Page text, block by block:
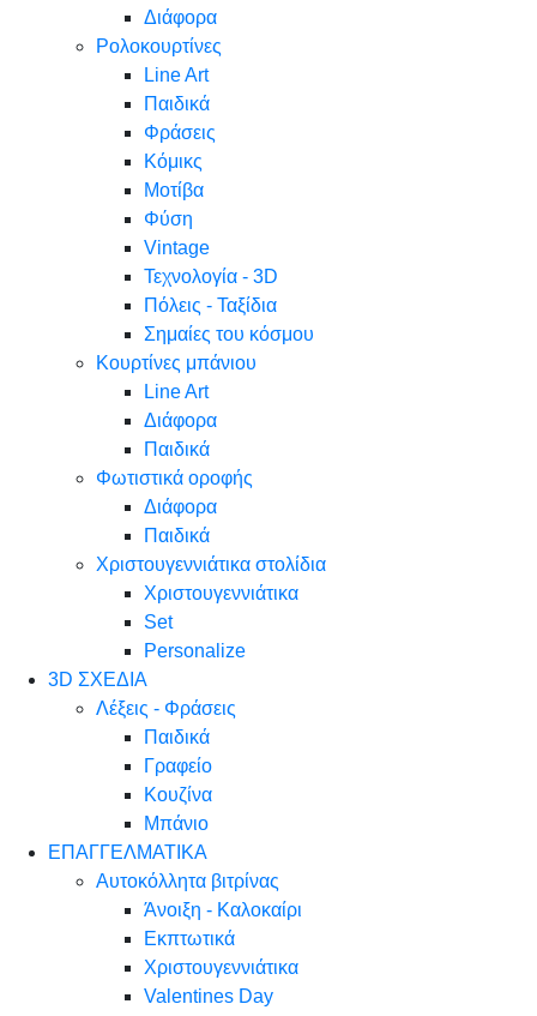
Διάφορα
Ρολοκουρτίνες
Line Art
Παιδικά
Φράσεις
Κόμικς
Μοτίβα
Φύση
Vintage
Τεχνολογία - 3D
Πόλεις - Ταξίδια
Σημαίες του κόσμου
Κουρτίνες μπάνιου
Line Art
Διάφορα
Παιδικά
Φωτιστικά οροφής
Διάφορα
Παιδικά
Χριστουγεννιάτικα στολίδια
Χριστουγεννιάτικα
Set
Personalize
3D ΣΧΕΔΙΑ
Λέξεις - Φράσεις
Παιδικά
Γραφείο
Κουζίνα
Μπάνιο
ΕΠΑΓΓΕΛΜΑΤΙΚΑ
Αυτοκόλλητα βιτρίνας
Άνοιξη - Καλοκαίρι
Εκπτωτικά
Χριστουγεννιάτικα
Valentines Day